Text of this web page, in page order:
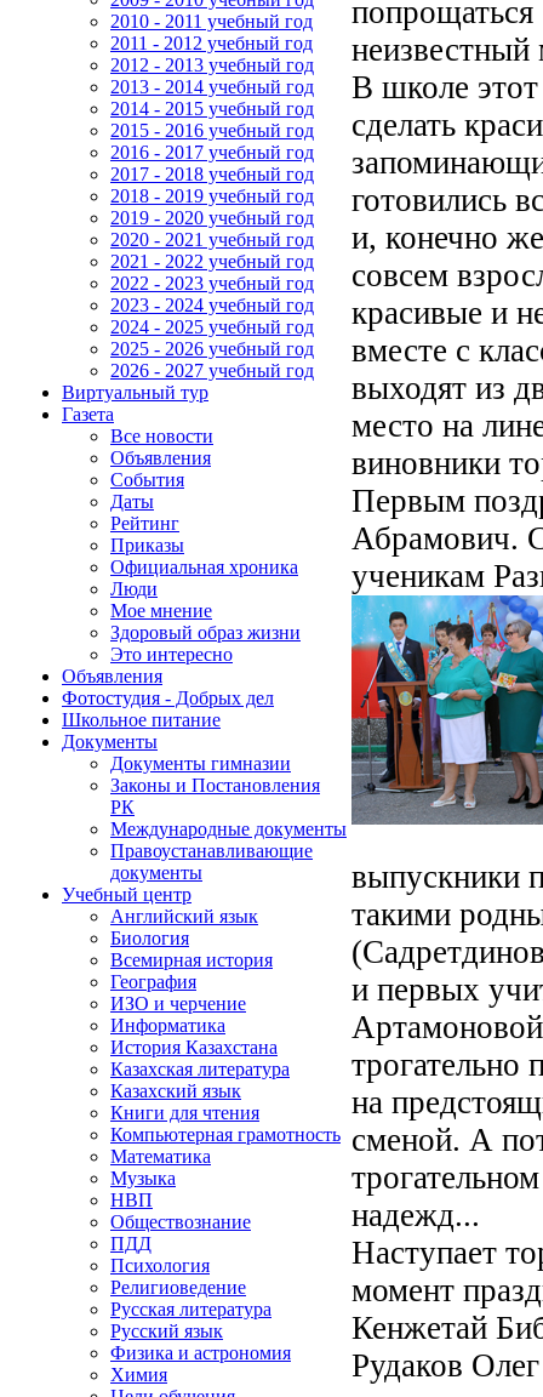
2010 - 2011 учебный год
2011 - 2012 учебный год
2012 - 2013 учебный год
2013 - 2014 учебный год
2014 - 2015 учебный год
2015 - 2016 учебный год
2016 - 2017 учебный год
2017 - 2018 учебный год
2018 - 2019 учебный год
2019 - 2020 учебный год
2020 - 2021 учебный год
2021 - 2022 учебный год
2022 - 2023 учебный год
2023 - 2024 учебный год
2024 - 2025 учебный год
2025 - 2026 учебный год
2026 - 2027 учебный год
Виртуальный тур
Газета
Все новости
Объявления
События
Даты
Рейтинг
Приказы
Официальная хроника
Люди
Мое мнение
Здоровый образ жизни
Это интересно
Объявления
Фотостудия - Добрых дел
Школьное питание
Документы
Документы гимназии
Законы и Постановления
РК
Международные документы
Правоустанавливающие
документы
Учебный центр
Английский язык
Биология
Всемирная история
География
ИЗО и черчение
Информатика
История Казахстана
Казахская литература
Казахский язык
Книги для чтения
Компьютерная грамотность
Математика
Музыка
НВП
Обществознание
ПДД
Психология
Религиоведение
Русская литература
Русский язык
Физика и астрономия
Химия
попрощаться
В школе этот
сделать
готовились
и, конечно
совсем
красивые и
вместе с
выходят из
место на
виновники
Первым
Абрамович.
ученикам
выпускники
такими
и первых
трогательно
на
сменой. А
надежд...
Наступает
момент
Кенжетай
Рудаков